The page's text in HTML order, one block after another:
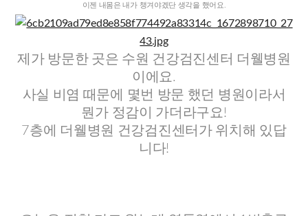
이젠 내몸은 내가 챙겨야겠단 생각을 했어요.
제가 방문한 곳은 수원 건강검진센터 더웰병원
이에요.
사실 비염 때문에 몇번 방문 했던 병원이라서
뭔가 정감이 가더라구요!
7층에 더웰병원 건강검진센터가 위치해 있답
니다!